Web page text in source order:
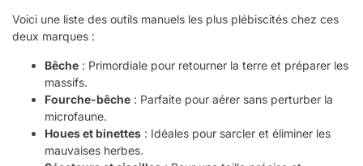
Voici une liste des outils manuels les plus plébiscités chez ces
deux marques :
Bêche : Primordiale pour retourner la terre et préparer les
massifs.
Fourche-bêche : Parfaite pour aérer sans perturber la
microfaune.
Houes et binettes : Idéales pour sarcler et éliminer les
mauvaises herbes.